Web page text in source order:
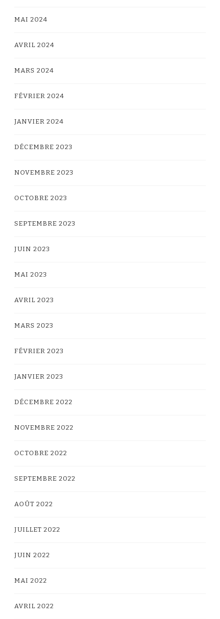
MAI 2024
AVRIL 2024
MARS 2024
FÉVRIER 2024
JANVIER 2024
DÉCEMBRE 2023
NOVEMBRE 2023
OCTOBRE 2023
SEPTEMBRE 2023
JUIN 2023
MAI 2023
AVRIL 2023
MARS 2023
FÉVRIER 2023
JANVIER 2023
DÉCEMBRE 2022
NOVEMBRE 2022
OCTOBRE 2022
SEPTEMBRE 2022
AOÛT 2022
JUILLET 2022
JUIN 2022
MAI 2022
AVRIL 2022